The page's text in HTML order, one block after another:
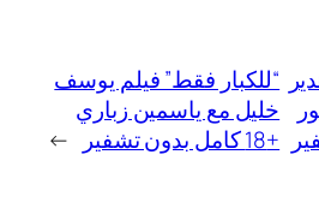
“للكبار فقط” فيلم يوسف
خليل مع ياسمين زباري
+18 كامل بدون تشفير
→